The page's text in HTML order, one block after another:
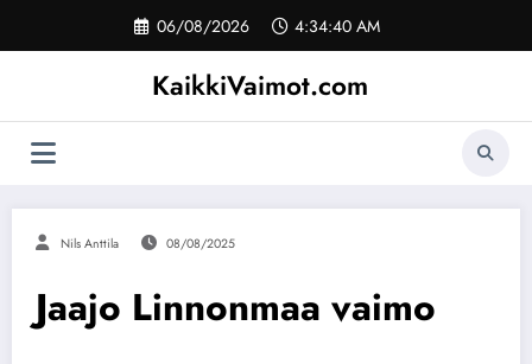
content
06/08/2026 4:34:41 AM
KaikkiVaimot.com
Nils Anttila 08/08/2025
Jaajo Linnonmaa vaimo